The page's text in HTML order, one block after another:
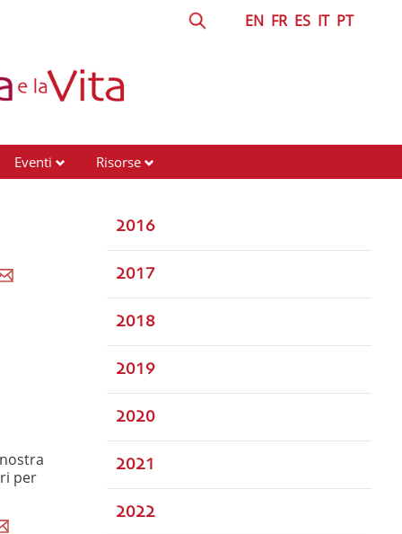
EN FR ES IT PT
Eventi Risorse
per
2016
2017
2018
2019
2020
2021
2022